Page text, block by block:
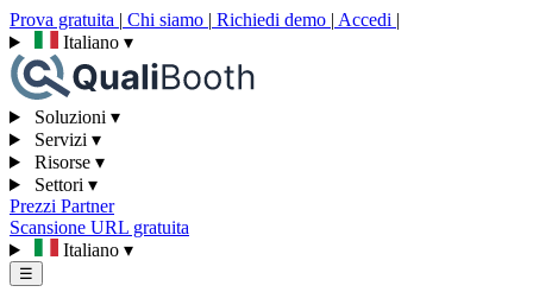
Prova gratuita | Chi siamo | Richiedi demo | Accedi |
Italiano ▾
Soluzioni ▾
Servizi ▾
Risorse ▾
Settori ▾
Prezzi Partner
Scansione URL gratuita
Italiano ▾
☰